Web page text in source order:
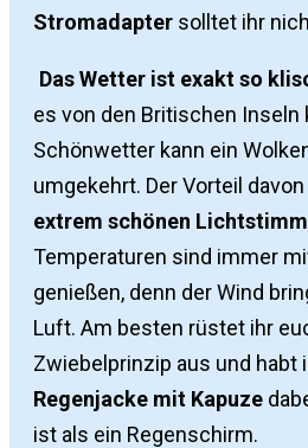
Stromadapter solltet ihr
Das Wetter ist exakt so
es von den Britischen Inseln
Schönwetter kann ein
umgekehrt. Der Vorteil
extrem schönen
Temperaturen sind immer
genießen, denn der Wind
Luft. Am besten rüstet ihr
Zwiebelprinzip aus und habt
Regenjacke mit Kapuze
ist als ein Regenschirm.